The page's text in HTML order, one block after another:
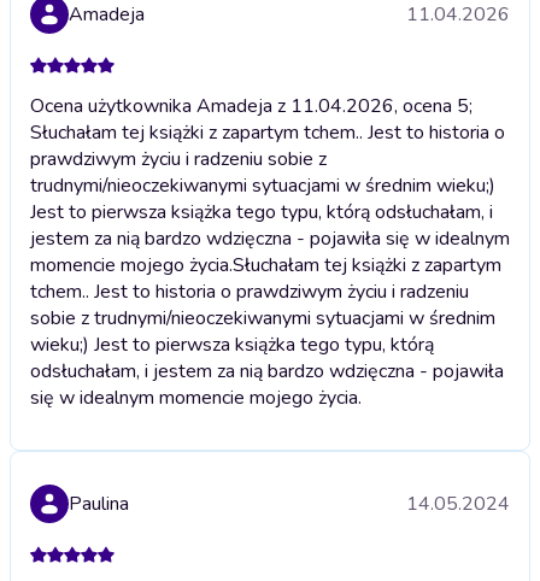
Amadeja 11.04.2026
Ocena użytkownika Amadeja z 11.04.2026, ocena 5;
Słuchałam tej książki z zapartym tchem.. Jest to historia o
prawdziwym życiu i radzeniu sobie z
trudnymi/nieoczekiwanymi sytuacjami w średnim wieku;)
Jest to pierwsza książka tego typu, którą odsłuchałam, i
jestem za nią bardzo wdzięczna - pojawiła się w idealnym
momencie mojego życia.Słuchałam tej książki z zapartym
tchem.. Jest to historia o prawdziwym życiu i radzeniu
sobie z trudnymi/nieoczekiwanymi sytuacjami w średnim
wieku;) Jest to pierwsza książka tego typu, którą
odsłuchałam, i jestem za nią bardzo wdzięczna - pojawiła
się w idealnym momencie mojego życia.
Paulina 14.05.2024